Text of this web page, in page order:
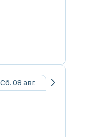
Сб. 08 авг.